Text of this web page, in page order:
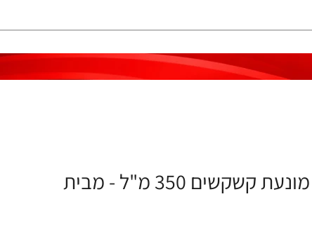
נטורל פורמולה אינטנס מסכה קרטין טהור מונעת קשקשים 350 מ"ל - מבית